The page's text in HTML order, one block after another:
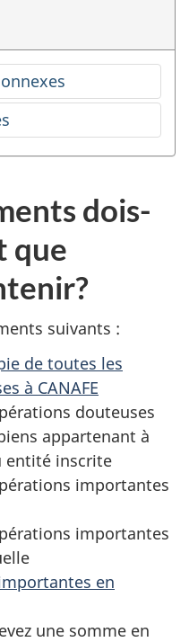
dois-
que
suivants :
de toutes les
à CANAFE
douteuses
appartenant à
entité inscrite
importantes
importantes
en
une somme en